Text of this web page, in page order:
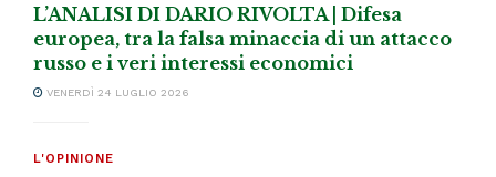
L’ANALISI DI DARIO RIVOLTA | Difesa
europea, tra la falsa minaccia di un attacco
russo e i veri interessi economici
VENERDÌ 24 LUGLIO 2026
L'OPINIONE